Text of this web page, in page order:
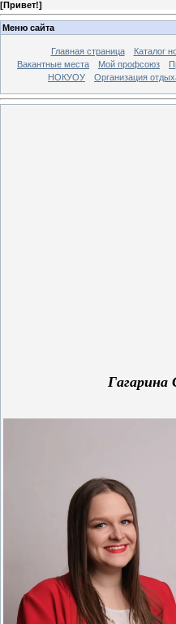
[Привет!]
Меню сайта
Главная страница Каталог
Вакантные места
Мой профсоюз
НОКУОУ
Организация
Гагарина